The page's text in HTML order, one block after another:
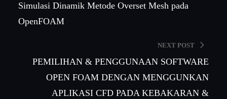
Simulasi Dinamik Metode Overset Mesh pada
OpenFOAM
NEXT POST
PEMILIHAN & PENGGUNAAN SOFTWARE
OPEN FOAM DENGAN MENGGUNKAN
APLIKASI CFD PADA KEBAKARAN &